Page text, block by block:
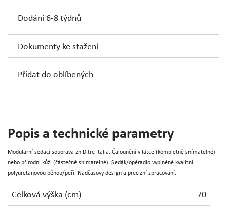
Přidat do oblíbených
Dokumenty ke stažení
Dodání 6-8 týdnů
Popis a technické parametry
Modulární sedací souprava zn.Ditre Italia. Čalounění v látce (kompletně snímatelné)
nebo přírodní kůži (částečně snímatelné). Sedák/opěradlo vyplněné kvalitní
polyuretanovou pěnou/peří. Nadčasový design a precizní zpracování.
Celková výška (cm) 70